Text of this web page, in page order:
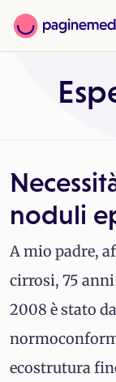
noduli
A mio padre,
cirrosi, 75
2008 è stato
ecostrutura